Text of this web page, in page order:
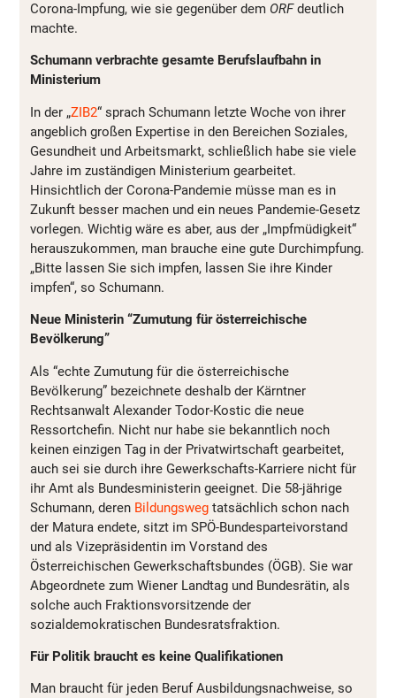
Corona-Impfung, wie sie gegenüber dem ORFdeutlich
machte.
Schumann verbrachte gesamte Berufslaufbahn in
Ministerium
In der „ZIB2“ sprach Schumann letzte Woche von ihrer
angeblich großen Expertise in den Bereichen Soziales,
Gesundheit und Arbeitsmarkt, schließlich habe sie viele
Jahre im zuständigen Ministerium gearbeitet.
Hinsichtlich der Corona-Pandemie müsse man es in
Zukunft besser machen und ein neues Pandemie-Gesetz
vorlegen. Wichtig wäre es aber, aus der „Impfmüdigkeit“
herauszukommen, man brauche eine gute Durchimpfung.
„Bitte lassen Sie sich impfen, lassen Sie ihre Kinder
impfen“, so Schumann.
Neue Ministerin “Zumutung für österreichische
Bevölkerung”
Als “echte Zumutung für die österreichische
Bevölkerung” bezeichnete deshalb der Kärntner
Rechtsanwalt Alexander Todor-Kostic die neue
Ressortchefin. Nicht nur habe sie bekanntlich noch
keinen einzigen Tag in der Privatwirtschaft gearbeitet,
auch sei sie durch ihre Gewerkschafts-Karriere nicht für
ihr Amt als Bundesministerin geeignet. Die 58-jährige
Schumann, deren Bildungsweg tatsächlich schon nach
der Matura endete, sitzt im SPÖ-Bundesparteivorstand
und als Vizepräsidentin im Vorstand des
Österreichischen Gewerkschaftsbundes (ÖGB). Sie war
Abgeordnete zum Wiener Landtag und Bundesrätin, als
solche auch Fraktionsvorsitzende der
sozialdemokratischen Bundesratsfraktion.
Für Politik braucht es keine Qualifikationen
Man braucht für jeden Beruf Ausbildungsnachweise, so